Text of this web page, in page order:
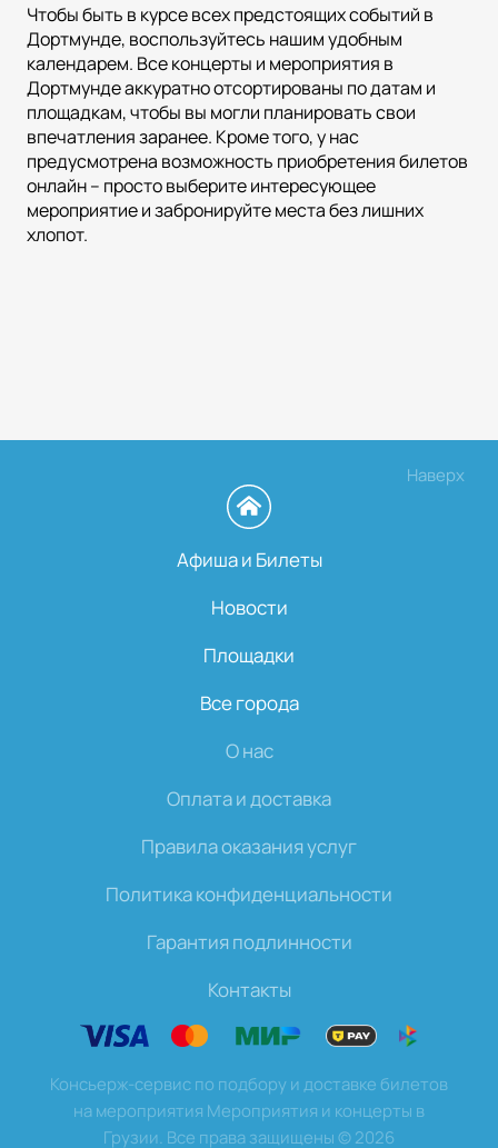
Чтобы быть в курсе всех предстоящих событий в
Дортмунде, воспользуйтесь нашим удобным
календарем. Все концерты и мероприятия в
Дортмунде аккуратно отсортированы по датам и
площадкам, чтобы вы могли планировать свои
впечатления заранее. Кроме того, у нас
предусмотрена возможность приобретения билетов
онлайн – просто выберите интересующее
мероприятие и забронируйте места без лишних
хлопот.
Наверх
Афиша и Билеты
Новости
Площадки
Все города
О нас
Оплата и доставка
Правила оказания услуг
Политика конфиденциальности
Гарантия подлинности
Контакты
Консьерж-сервис по подбору и доставке билетов
на мероприятия Мероприятия и концерты в
Грузии. Все права защищены©2026